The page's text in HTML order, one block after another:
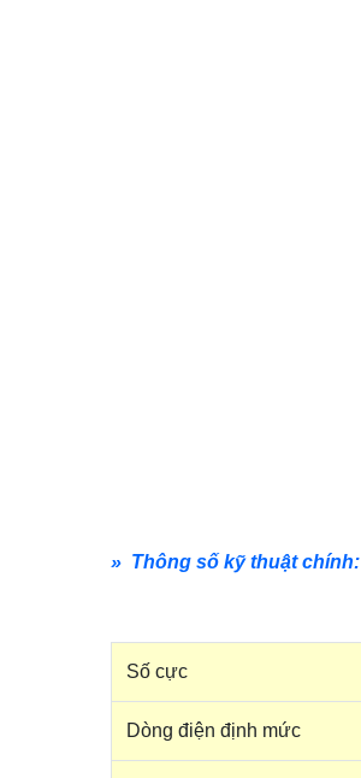
» Thông số kỹ thuật chính:
Số cực
Dòng điện định mức